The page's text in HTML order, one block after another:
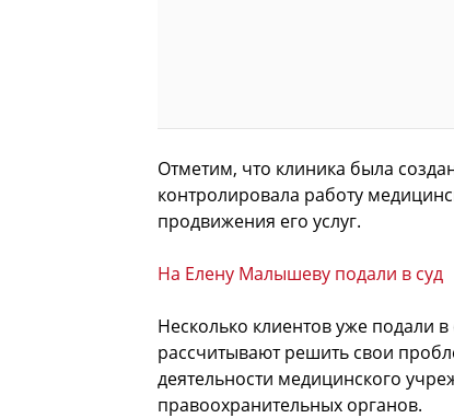
Отметим, что клиника была
контролировала работу
продвижения его услуг.
На Елену Малышеву подали в суд
Несколько клиентов уже подали
рассчитывают решить свои
деятельности медицинского
правоохранительных органов.